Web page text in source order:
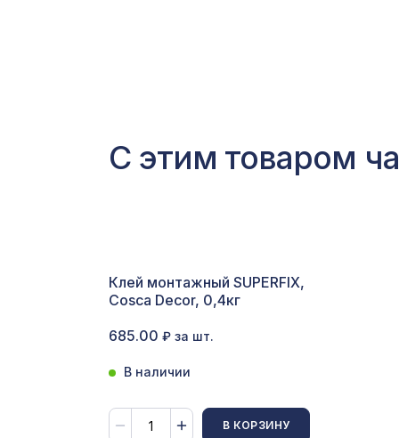
С этим товаром
Клей монтажный SUPERFIX,
Cosca Decor, 0,4кг
685.00 ₽ за шт.
В наличии
В КОРЗИНУ